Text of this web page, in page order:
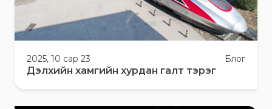
2025, 10 сар 23 Блог
Дэлхийн хамгийн хурдан галт тэрэг